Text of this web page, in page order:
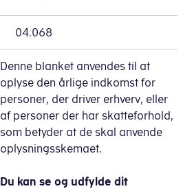
04.068
Denne blanket anvendes til at
oplyse den årlige indkomst for
personer, der driver erhverv, eller
af personer der har skatteforhold,
som betyder at de skal anvende
oplysningsskemaet.
Du kan se og udfylde dit